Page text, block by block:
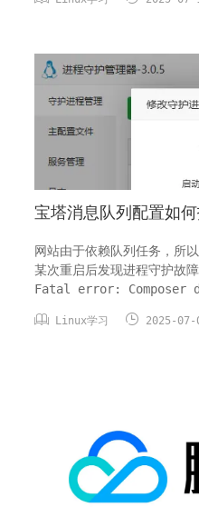
utf8mb4（utf8mb4编码只有
宝塔消息队列配置如
网站由于依赖队列任务，所
某次重启后发现进程守护故
Fatal error: Composer detected issues in your
PHP version ">=
 Linux学习  2025-07-